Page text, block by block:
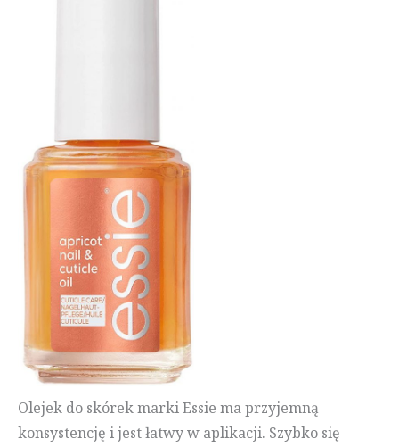
Olejek do skórek marki Essie ma przyjemną
konsystencję i jest łatwy w aplikacji. Szybko się